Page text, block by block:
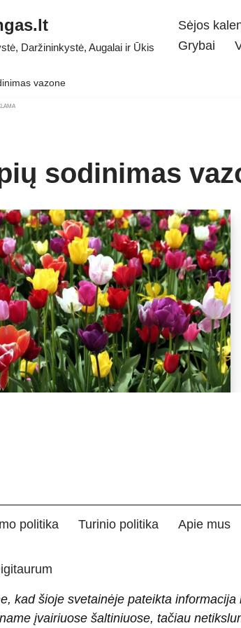
Daržininkystė, Augalai ir Ūkis
Sėjos
Grybai
vazone
sodinimas
politika Turinio politika Apie mus
kad šioje svetainėje pateikta
įvairiuose šaltiniuose, tačiau